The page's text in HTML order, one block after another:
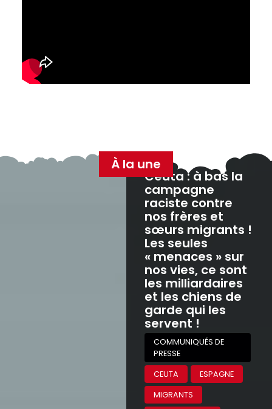
À la une
Ceuta : à bas la
campagne
raciste contre
nos frères et
sœurs migrants !
Les seules
« menaces » sur
nos vies, ce sont
les milliardaires
et les chiens de
garde qui les
servent !
COMMUNIQUÉS DE
PRESSE
CEUTA
ESPAGNE
MIGRANTS